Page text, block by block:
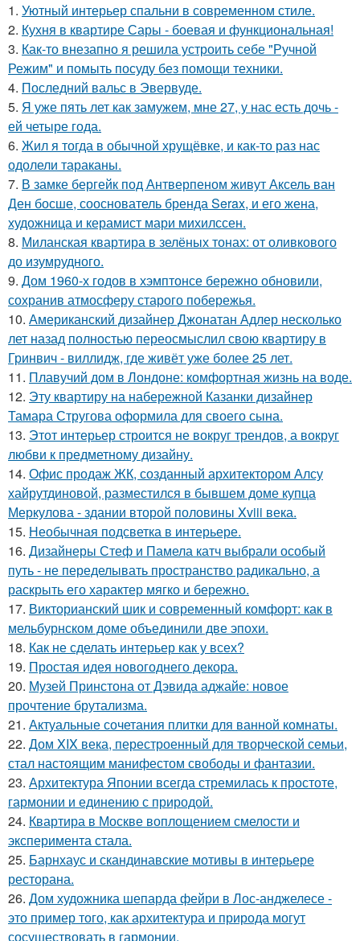
1. Уютный интерьер спальни в современном стиле.
2. Кухня в квартире Сары - боевая и функциональная!
3. Как-то внезапно я решила устроить себе "Ручной
Режим" и помыть посуду без помощи техники.
4. Последний вальс в Эвервуде.
5. Я уже пять лет как замужем, мне 27, у нас есть дочь -
ей четыре года.
6. Жил я тогда в обычной хрущёвке, и как-то раз нас
одолели тараканы.
7. В замке бергейк под Антверпеном живут Аксель ван
Ден босше, сооснователь бренда Serax, и его жена,
художница и керамист мари михилссен.
8. Миланская квартира в зелёных тонах: от оливкового
до изумрудного.
9. Дом 1960-х годов в хэмптонсе бережно обновили,
сохранив атмосферу старого побережья.
10. Американский дизайнер Джонатан Адлер несколько
лет назад полностью переосмыслил свою квартиру в
Гринвич - виллидж, где живёт уже более 25 лет.
11. Плавучий дом в Лондоне: комфортная жизнь на воде.
12. Эту квартиру на набережной Казанки дизайнер
Тамара Стругова оформила для своего сына.
13. Этот интерьер строится не вокруг трендов, а вокруг
любви к предметному дизайну.
14. Офис продаж ЖК, созданный архитектором Алсу
хайрутдиновой, разместился в бывшем доме купца
Меркулова - здании второй половины Xviii века.
15. Необычная подсветка в интерьере.
16. Дизайнеры Стеф и Памела катч выбрали особый
путь - не переделывать пространство радикально, а
раскрыть его характер мягко и бережно.
17. Викторианский шик и современный комфорт: как в
мельбурнском доме объединили две эпохи.
18. Как не сделать интерьер как у всех?
19. Простая идея новогоднего декора.
20. Музей Принстона от Дэвида аджайе: новое
прочтение брутализма.
21. Актуальные сочетания плитки для ванной комнаты.
22. Дом XIX века, перестроенный для творческой семьи,
стал настоящим манифестом свободы и фантазии.
23. Архитектура Японии всегда стремилась к простоте,
гармонии и единению с природой.
24. Квартира в Москве воплощением смелости и
эксперимента стала.
25. Барнхаус и скандинавские мотивы в интерьере
ресторана.
26. Дом художника шепарда фейри в Лос-анджелесе -
это пример того, как архитектура и природа могут
сосуществовать в гармонии.